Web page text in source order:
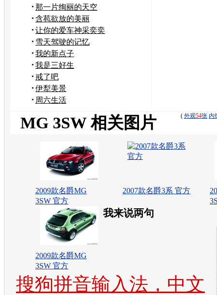
那一片绚丽的天空
含苞欲放的美丽
让你的爱车神采奕奕
雪天驾驶的记忆
我的新点子
我是三好生
戒了吧
伊犁美景
周六生活
( 外观54张 内
MG 3SW 相关图片
2009款名爵MG
3SW 官方
2007款名爵3系 官方
2009款名爵MG
3SW 官方
我来说两句
搜狗拼音输入法，中文